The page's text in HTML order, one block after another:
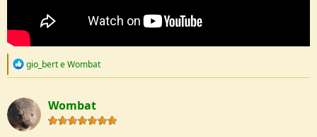
R
c
t
i
o
gio_berteWombat
Wombat